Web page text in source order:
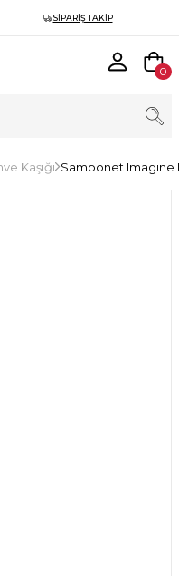
SIPARIŞ TAKIP
0
Kaşığı Sambonet Imagıne